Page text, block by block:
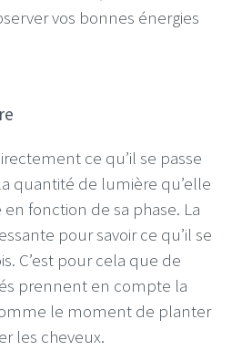
vos bonnes énergies
ce qu’il se passe
quantité de lumière qu’elle
fonction de sa phase. La
pour savoir ce qu’il se
C’est pour cela que de
prennent en compte la
le moment de planter
les cheveux.